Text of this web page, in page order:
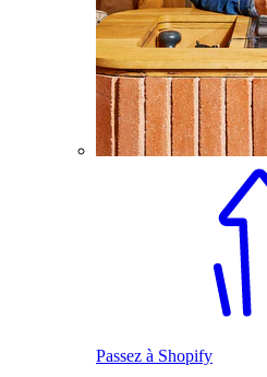
Passez à Shopify